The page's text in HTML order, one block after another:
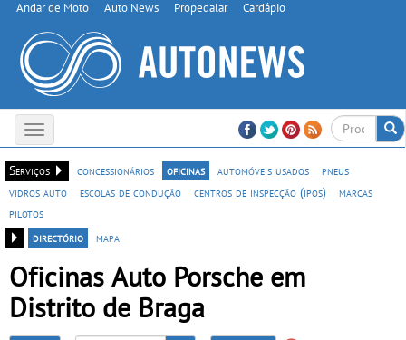
Andar de Moto Auto News Propedalar Cardápio
Toggle
navigation
Serviços
concessionários oficinas automóveis usados
pneus
vidros auto
escolas de condução centros de inspecção (ipos)
marcas
pilotos
directório
mapa
Oficinas Auto Porsche em
Distrito de Braga